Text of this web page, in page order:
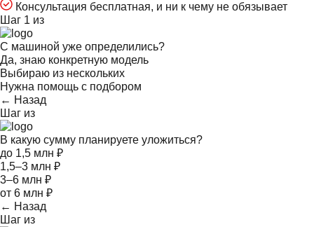
Консультация бесплатная, и ни к чему не обязывает
Шаг 1 из
С машиной уже определились?
Да, знаю конкретную модель
Выбираю из нескольких
Нужна помощь с подбором
← Назад
Шаг из
В какую сумму планируете уложиться?
до 1,5 млн ₽
1,5–3 млн ₽
3–6 млн ₽
от 6 млн ₽
← Назад
Шаг из